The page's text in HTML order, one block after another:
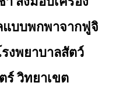
แบบพกพาจากฟูจิ
งพยาบาลสัตว์
ร์ วิทยาเขต